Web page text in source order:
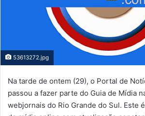
53613272.jpg
Na tarde de ontem (29), o Portal de
passou a fazer parte do Guia de Mídia
webjornais do Rio Grande do Sul. Este